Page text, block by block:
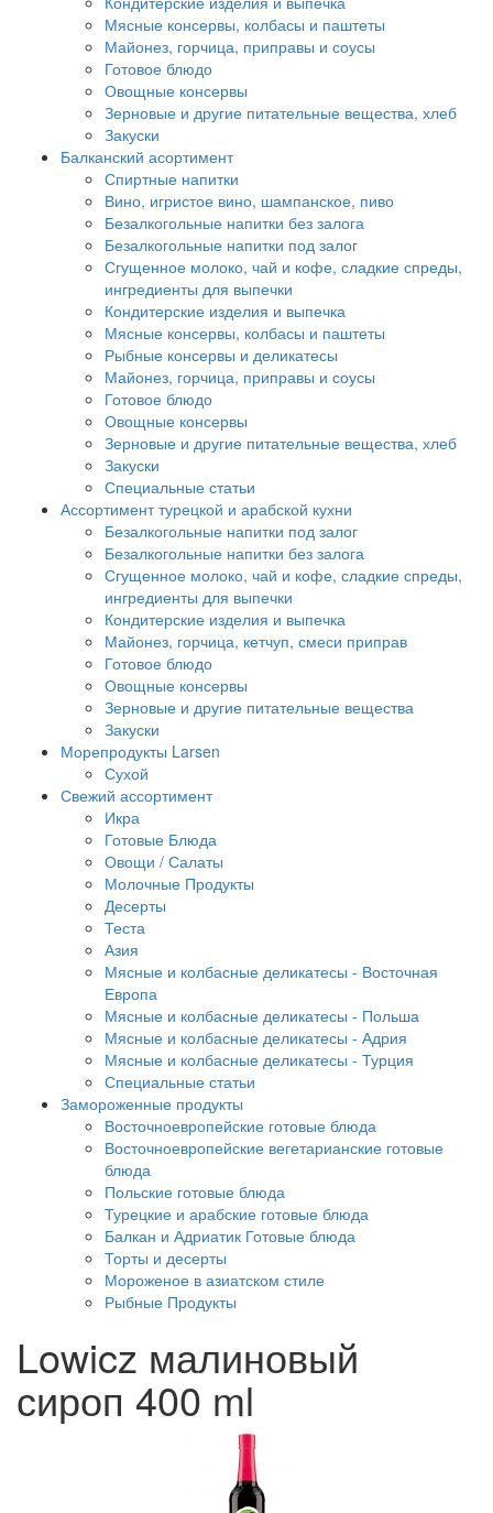
Мясные консервы, колбасы и паштеты
Майонез, горчица, приправы и соусы
Готовое блюдо
Овощные консервы
Зерновые и другие питательные вещества, хлеб
Закуски
Балканский асортимент
Спиртные напитки
Вино, игристое вино, шампанское, пиво
Безалкогольные напитки без залога
Безалкогольные напитки под залог
Сгущенное молоко, чай и кофе, сладкие спреды,
ингредиенты для выпечки
Кондитерские изделия и выпечка
Мясные консервы, колбасы и паштеты
Рыбные консервы и деликатесы
Майонез, горчица, приправы и соусы
Готовое блюдо
Овощные консервы
Зерновые и другие питательные вещества, хлеб
Закуски
Специальные статьи
Ассортимент турецкой и арабской кухни
Безалкогольные напитки под залог
Безалкогольные напитки без залога
Сгущенное молоко, чай и кофе, сладкие спреды,
ингредиенты для выпечки
Кондитерские изделия и выпечка
Майонез, горчица, кетчуп, смеси приправ
Готовое блюдо
Овощные консервы
Зерновые и другие питательные вещества
Закуски
Морепродукты Larsen
Сухой
Свежий ассортимент
Икра
Готовые Блюда
Овощи / Салаты
Молочные Продукты
Десерты
Теста
Азия
Мясные и колбасные деликатесы - Восточная
Европа
Мясные и колбасные деликатесы - Польша
Мясные и колбасные деликатесы - Адрия
Мясные и колбасные деликатесы - Турция
Специальные статьи
Замороженные продукты
Восточноевропейские готовые блюда
Восточноевропейские вегетарианские готовые
блюда
Польские готовые блюда
Турецкие и арабские готовые блюда
Балкан и Адриатик Готовые блюда
Торты и десерты
Мороженое в азиатском стиле
Рыбные Продукты
Lowicz малиновый
сироп 400 ml